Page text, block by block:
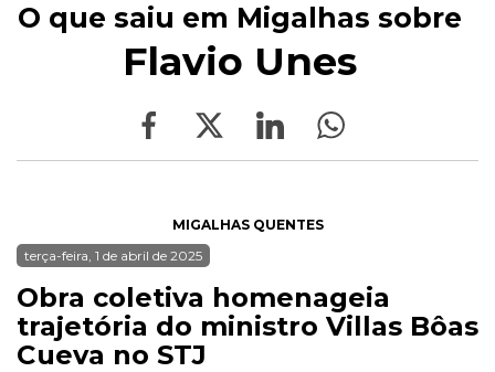
O que saiu em Migalhas sobre
Flavio Unes
MIGALHAS QUENTES
terça-feira, 1 de abril de 2025
Obra coletiva homenageia
trajetória do ministro Villas Bôas
Cueva no STJ